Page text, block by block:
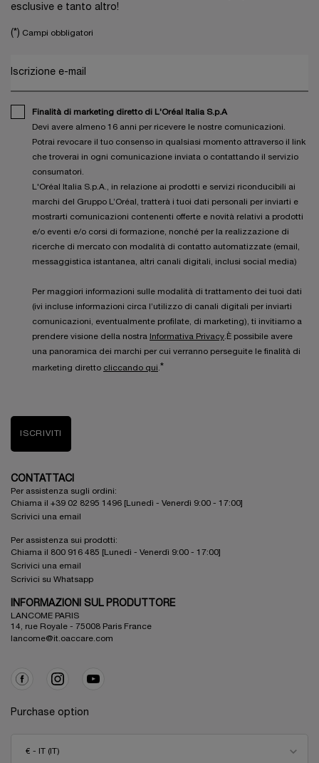
esclusive e tanto altro!
(*) Campi obbligatori
Iscrizione e-mail
Finalità di marketing diretto di L'Oréal Italia S.p.A
Devi avere almeno 16 anni per ricevere le nostre comunicazioni.
Potrai revocare il tuo consenso in qualsiasi momento attraverso il link
che troverai in ogni comunicazione inviata o contattando il servizio
consumatori.
L'Oréal Italia S.p.A., in relazione ai prodotti e servizi riconducibili ai
marchi del Gruppo L’Oréal, tratterà i tuoi dati personali per inviarti e
mostrarti comunicazioni contenenti offerte e novità relativi a prodotti
e/o eventi e/o corsi di formazione, nonché per la realizzazione di
ricerche di mercato con modalità di contatto automatizzate (email,
messaggistica istantanea, altri canali digitali, inclusi social media)
Per maggiori informazioni sulle modalità di trattamento dei tuoi dati
(ivi incluse informazioni circa l’utilizzo di canali digitali per inviarti
comunicazioni, eventualmente profilate, di marketing), ti invitiamo a
prendere visione della nostra
Informativa Privacy .È possibile avere
una panoramica dei marchi per cui verranno perseguite le finalità di
marketing diretto cliccando qui *
ISCRIVITI
CONTATTACI
Per assistenza sugli ordini:
Chiama il +39 02 8295 1496 [Lunedì - Venerdì 9:00 - 17:00]
Scrivici una email
Per assistenza sui prodotti:
Chiama il 800 916 485 [Lunedì - Venerdì 9:00 - 17:00]
Scrivici una email
Scrivici su Whatsapp
INFORMAZIONI SUL PRODUTTORE
LANCOME PARIS
14, rue Royale - 75008 Paris France
lancome@it.oaccare.com
Purchase option
€ - IT (IT)